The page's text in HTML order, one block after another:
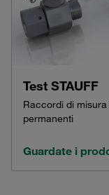
Test STAUFF
Raccordi di
permanenti
Guardate i